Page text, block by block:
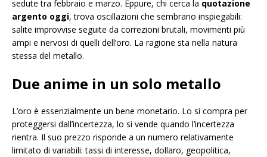
sedute tra febbraio e marzo. Eppure, chi cerca la quotazione
argento oggi, trova oscillazioni che sembrano inspiegabili:
salite improvvise seguite da correzioni brutali, movimenti più
ampi e nervosi di quelli dell’oro. La ragione sta nella natura
stessa del metallo.
Due anime in un solo metallo
L’oro è essenzialmente un bene monetario. Lo si compra per
proteggersi dall’incertezza, lo si vende quando l’incertezza
rientra. Il suo prezzo risponde a un numero relativamente
limitato di variabili: tassi di interesse, dollaro, geopolitica,